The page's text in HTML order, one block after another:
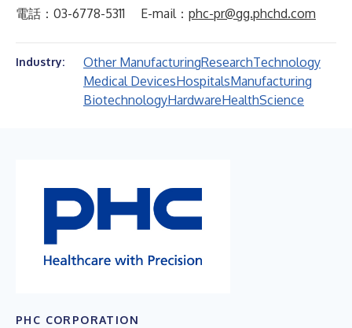
電話：03-6778-5311 E-mail： phc-pr@gg.phchd.com
Industry: Other ManufacturingResearchTechnology
Medical DevicesHospitalsManufacturing
BiotechnologyHardwareHealthScience
PHC CORPORATION